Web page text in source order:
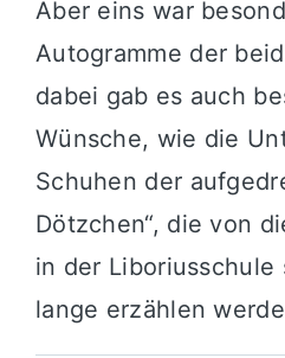
Aber eins war
Autogramme der
dabei gab es auch
Wünsche, wie die
Schuhen der
Dötzchen“, die von
in der Liboriusschule
lange erzählen